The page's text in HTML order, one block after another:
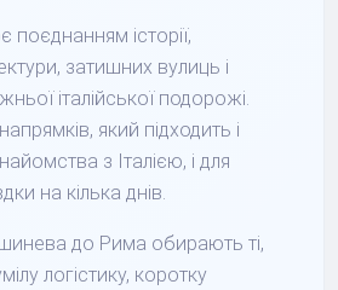
історії,
затишних вулиць і
італійської подорожі.
який підходить і
з Італією, і для
на кілька днів.
до Рима обирають ті,
логістику, коротку